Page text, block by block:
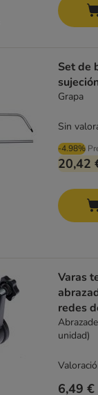
Set de
Grapa
-4.98%
20,42
Sin
Varas
redes
unidad)
6,49 €